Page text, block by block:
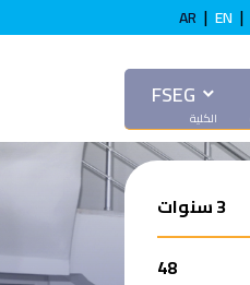
|
EN
|
AR
FSEG
3 سنوات
48